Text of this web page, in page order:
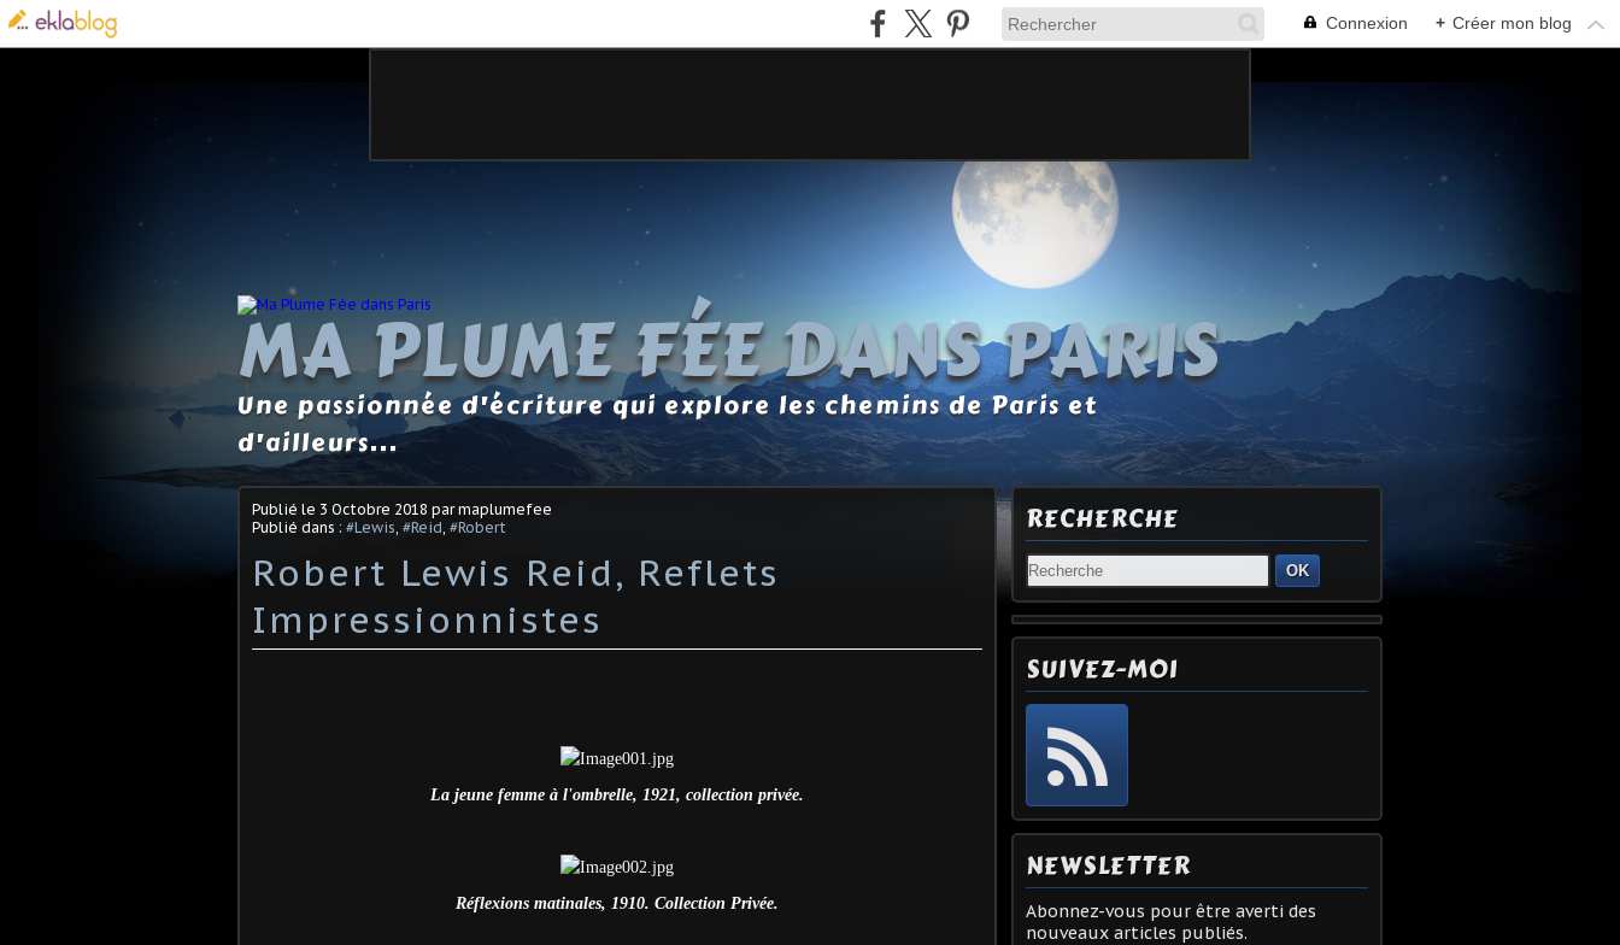
Connexion + Créer mon blog
MA PLUME FÉE DANS PARIS
Une passionnée d'écriture qui explore les chemins de Paris et
d'ailleurs...
Publié le 3 Octobre 2018 par maplumefee
Publié dans : #Lewis #Reid #Robert
Robert Lewis Reid, Reflets
Impressionnistes
La jeune femme à l'ombrelle, 1921, collection privée.
Réflexions matinales, 1910. Collection Privée.
RECHERCHE
OK
SUIVEZ-MOI
NEWSLETTER
Abonnez-vous pour être averti des
nouveaux articles publiés.